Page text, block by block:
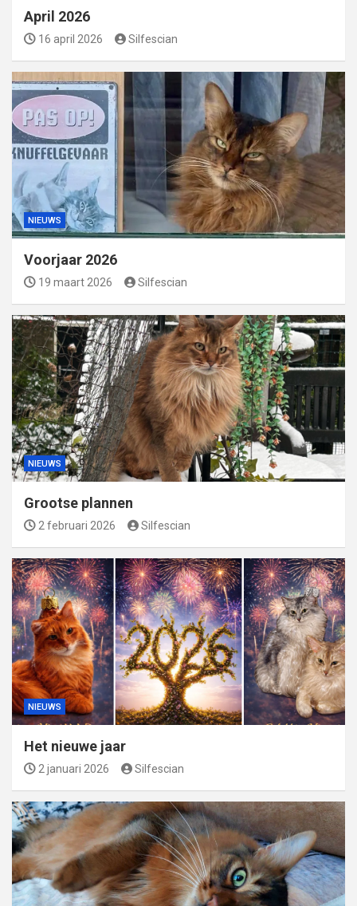
April 2026
16 april 2026 Silfescian
NIEUWS
Voorjaar 2026
19 maart 2026 Silfescian
NIEUWS
Grootse plannen
2 februari 2026 Silfescian
NIEUWS
Het nieuwe jaar
2 januari 2026 Silfescian